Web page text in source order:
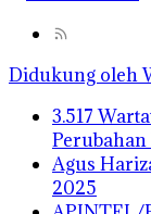
Didukung oleh
3.517
Agus
2025